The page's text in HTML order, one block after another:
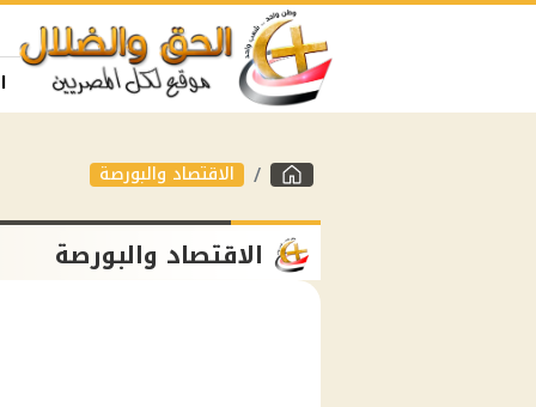
الاقتصاد والبورصة
الاقتصاد والبورصة